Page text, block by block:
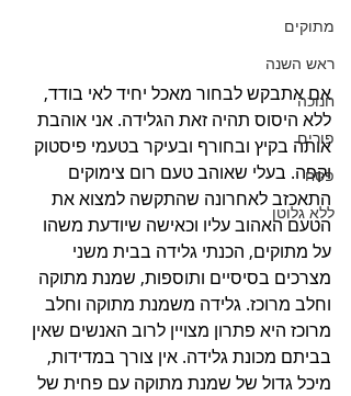
מתוקים
ראש השנה
חנוכה
פורים
פסח
ללא גלוטן
אם אתבקש לבחור מאכל יחיד לאי בודד,
ללא היסוס תהיה זאת הגלידה. אני אוהבת
אותה בקיץ ובחורף ובעיקר בטעמי פיסטוק
וקפה. בעלי שאוהב טעם רום צימוקים
התאכזב לאחרונה שהתקשה למצוא את
הטעם האהוב עליו וכאישה שיודעת משהו
על מתוקים, הכנתי גלידה בבית משני
מצרכים בסיסיים ותוספות, שמנת מתוקה
וחלב מרוכז. גלידה משמנת מתוקה וחלב
מרוכז היא פתרון מצויין לרוב האנשים שאין
בביתם מכונת גלידה. אין צורך במדידות,
מיכל גדול של שמנת מתוקה עם פחית של